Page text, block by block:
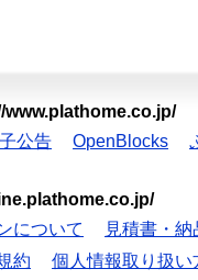
www.plathome.co.jp/
公告 OpenBlocks
について 見積書・
約 個人情報取り扱い